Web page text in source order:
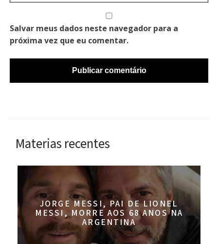
Salvar meus dados neste navegador para a
próxima vez que eu comentar.
Materias recentes
JORGE MESSI, PAI DE LIONEL
MESSI, MORRE AOS 68 ANOS NA
ARGENTINA